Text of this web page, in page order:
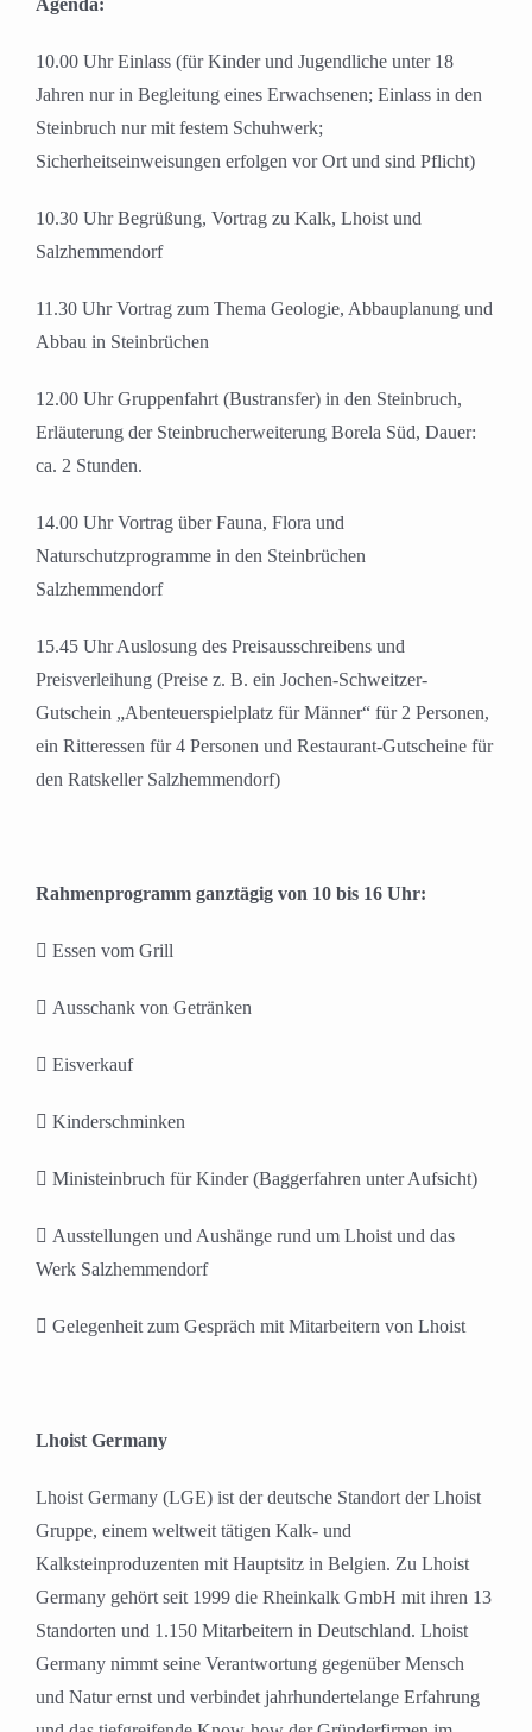
Agenda:
10.00 Uhr Einlass (für Kinder und Jugendliche unter 18
Jahren nur in Begleitung eines Erwachsenen; Einlass in den
Steinbruch nur mit festem Schuhwerk;
Sicherheitseinweisungen erfolgen vor Ort und sind Pflicht)
10.30 Uhr Begrüßung, Vortrag zu Kalk, Lhoist und
Salzhemmendorf
11.30 Uhr Vortrag zum Thema Geologie, Abbauplanung und
Abbau in Steinbrüchen
12.00 Uhr Gruppenfahrt (Bustransfer) in den Steinbruch,
Erläuterung der Steinbrucherweiterung Borela Süd, Dauer:
ca. 2 Stunden.
14.00 Uhr Vortrag über Fauna, Flora und
Naturschutzprogramme in den Steinbrüchen
Salzhemmendorf
15.45 Uhr Auslosung des Preisausschreibens und
Preisverleihung (Preise z. B. ein Jochen-Schweitzer-
Gutschein „Abenteuerspielplatz für Männer“ für 2 Personen,
ein Ritteressen für 4 Personen und Restaurant-Gutscheine für
den Ratskeller Salzhemmendorf)
Rahmenprogramm ganztägig von 10 bis 16 Uhr:
 Essen vom Grill
 Ausschank von Getränken
 Eisverkauf
 Kinderschminken
 Ministeinbruch für Kinder (Baggerfahren unter Aufsicht)
 Ausstellungen und Aushänge rund um Lhoist und das
Werk Salzhemmendorf
 Gelegenheit zum Gespräch mit Mitarbeitern von Lhoist
Lhoist Germany
Lhoist Germany (LGE) ist der deutsche Standort der Lhoist
Gruppe, einem weltweit tätigen Kalk- und
Kalksteinproduzenten mit Hauptsitz in Belgien. Zu Lhoist
Germany gehört seit 1999 die Rheinkalk GmbH mit ihren 13
Standorten und 1.150 Mitarbeitern in Deutschland. Lhoist
Germany nimmt seine Verantwortung gegenüber Mensch
und Natur ernst und verbindet jahrhundertelange Erfahrung